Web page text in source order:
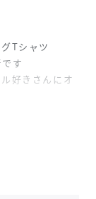
Tシャツ
す
好きさんにオ
とめるのがオ